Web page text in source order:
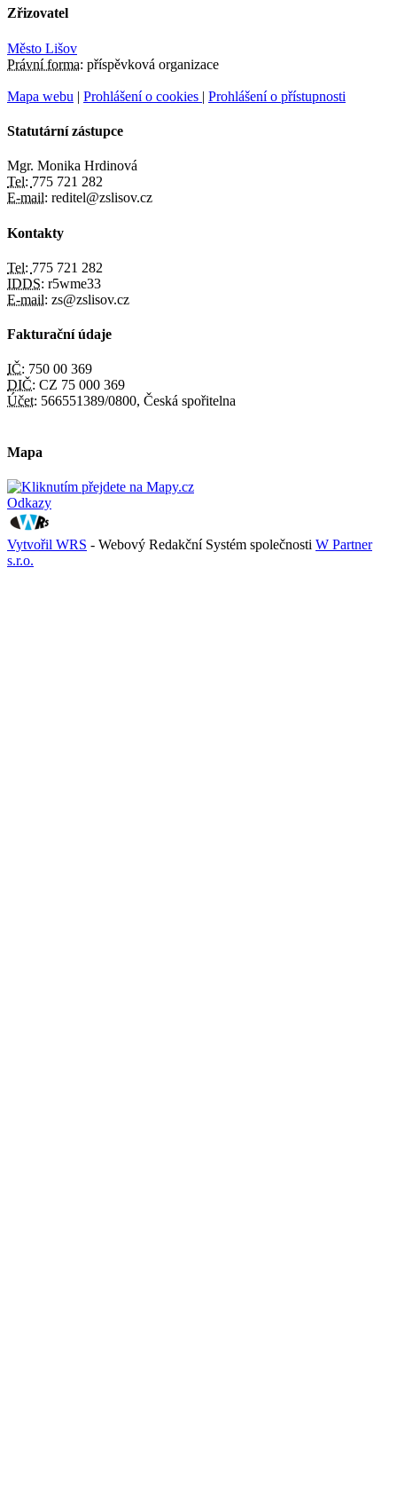
Zřizovatel
Město Lišov
Právní forma: příspěvková organizace
Mapa webu | Prohlášení o cookies | Prohlášení o přístupnosti
Statutární zástupce
Mgr. Monika Hrdinová
Tel: 775 721 282
E-mail: reditel@zslisov.cz
Kontakty
Tel: 775 721 282
IDDS: r5wme33
E-mail: zs@zslisov.cz
Fakturační údaje
IČ: 750 00 369
DIČ: CZ 75 000 369
Účet: 566551389/0800, Česká spořitelna
Mapa
Odkazy
Vytvořil WRS - Webový Redakční Systém společnosti W Partner
s.r.o.